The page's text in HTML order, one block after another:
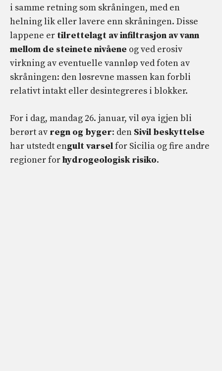
i samme retning som skråningen, med en
helning lik eller lavere enn skråningen. Disse
lappene er tilrettelagt av infiltrasjon av vann
mellom de steinete nivåene og ved erosiv
virkning av eventuelle vannløp ved foten av
skråningen: den løsrevne massen kan forbli
relativt intakt eller desintegreres i blokker.
For i dag, mandag 26. januar, vil øya igjen bli
berørt av regn og byger: den Sivil beskyttelse
har utstedt engult varselfor Sicilia og fire andre
regioner forhydrogeologisk risiko.